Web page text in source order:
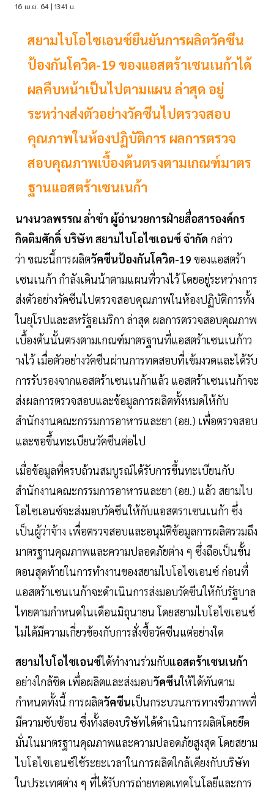
16 เม.ย. 64 | 13:41 น.
สยามไบโอไซเอนซ์ยืนยันการผลิตวัคซีน
ป้องกันโควิด-19 ของแอสตร้าเซนเนก้าได้
ผลคืบหน้าเป็นไปตามแผน ล่าสุด อยู่
ระหว่างส่งตัวอย่างวัคซีนไปตรวจสอบ
คุณภาพในห้องปฏิบัติการ ผลการตรวจ
สอบคุณภาพเบื้องต้นตรงตามเกณฑ์มาตร
ฐานแอสตร้าเซนเนก้า
นางนวลพรรณ ล่ำซำ ผู้อำนวยการฝ่ายสื่อสารองค์กร
กิตติมศักดิ์ บริษัท สยามไบโอไซเอนซ์ จำกัด กล่าว
ว่า ขณะนี้การผลิตวัคซีนป้องกันโควิด-19 ของแอสตร้า
เซนเนก้า กำลังเดินน้าตามแผนที่วางไว้ โดยอยู่ระหว่างการ
ส่งตัวอย่างวัคซีนไปตรวจสอบคุณภาพในห้องปฏิบัติการทั้ง
ในยุโรปและสหรัฐอเมริกา ล่าสุด ผลการตรวจสอบคุณภาพ
เบื้องต้นนั้นตรงตามเกณฑ์มาตรฐานที่แอสตร้าเซนเนก้าว
างไว้ เมื่อตัวอย่างวัคซีนผ่านการทดสอบที่เข้มงวดและได้รับ
การรับรองจากแอสตร้าเซนเนก้าแล้ว แอสตร้าเซนเนก้าจะ
ส่งผลการตรวจสอบและข้อมูลการผลิตทั้งหมดให้กับ
สำนักงานคณะกรรมการอาหารและยา (อย.) เพื่อตรวจสอบ
และขอขึ้นทะเบียนวัคซีนต่อไป
เมื่อข้อมูลที่ครบถ้วนสมบูรณ์ได้รับการขึ้นทะเบียนกับ
สำนักงานคณะกรรมการอาหารและยา (อย.) แล้ว สยามไบ
โอไซเอนซ์จะส่งมอบวัคซีนให้กับแอสตราเซนเนก้า ซึ่ง
เป็นผู้ว่าจ้าง เพื่อตรวจสอบและอนุมัติข้อมูลการผลิตรวมถึง
มาตรฐานคุณภาพและความปลอดภัยต่าง ๆ ซึ่งถือเป็นขั้น
ตอนสุดท้ายในการทำงานของสยามไบโอไซเอนซ์ ก่อนที่
แอสตร้าเซนเนก้าจะดำเนินการส่งมอบวัคซีนให้กับรัฐบาล
ไทยตามกำหนดในเดือนมิถุนายน โดยสยามไบโอไซเอนซ์
ไม่ได้มีความเกี่ยวข้องกับการสั่งซื้อวัคซีนแต่อย่างใด
สยามไบโอไซเอนซ์ได้ทำงานร่วมกับแอสตร้าเซนเนก้า
อย่างใกล้ชิด เพื่อผลิตและส่งมอบวัคซีนให้ได้ทันตาม
กำหนดทั้งนี้ การผลิตวัคซีนเป็นกระบวนการทางชีวภาพที่
มีความซับซ้อน ซึ่งทั้งสองบริษัทได้ดำเนินการผลิตโดยยึด
มั่นในมาตรฐานคุณภาพและความปลอดภัยสูงสุด โดยสยาม
ไบโอไซเอนซ์ใช้ระยะเวลาในการผลิตใกล้เคียงกับบริษัท
ในประเทศต่าง ๆ ที่ได้รับการถ่ายทอดเทคโนโลยีและการ